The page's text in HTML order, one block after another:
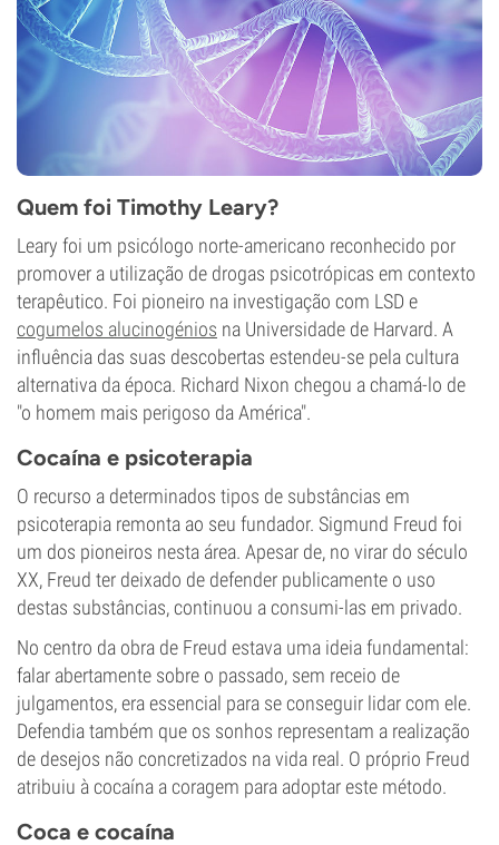
Quem foi Timothy Leary?
Leary foi um psicólogo norte-americano reconhecido por
promover a utilização de drogas psicotrópicas em contexto
terapêutico. Foi pioneiro na investigação com LSD e
cogumelos alucinogénios na Universidade de Harvard. A
influência das suas descobertas estendeu-se pela cultura
alternativa da época. Richard Nixon chegou a chamá-lo de
"o homem mais perigoso da América".
Cocaína e psicoterapia
O recurso a determinados tipos de substâncias em
psicoterapia remonta ao seu fundador. Sigmund Freud foi
um dos pioneiros nesta área. Apesar de, no virar do século
XX, Freud ter deixado de defender publicamente o uso
destas substâncias, continuou a consumi-las em privado.
No centro da obra de Freud estava uma ideia fundamental:
falar abertamente sobre o passado, sem receio de
julgamentos, era essencial para se conseguir lidar com ele.
Defendia também que os sonhos representam a realização
de desejos não concretizados na vida real. O próprio Freud
atribuiu à cocaína a coragem para adoptar este método.
Coca e cocaína